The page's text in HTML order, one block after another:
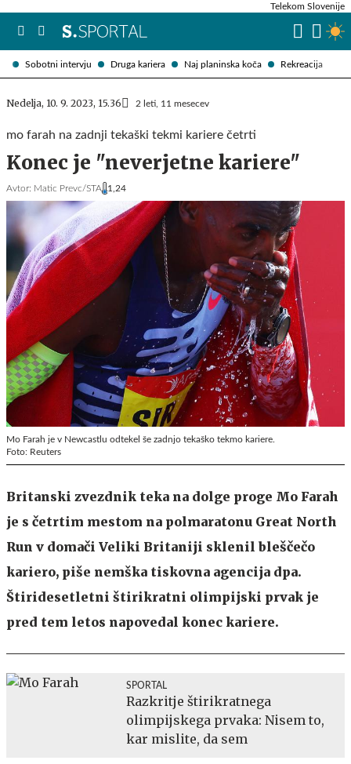
Sobotni intervju Druga kariera Naj planinska koča Rekreacija
Telekom Slovenije
Nedelja, 10. 9. 2023, 15.36 2 leti, 11 mesecev
mo farah na zadnji tekaški tekmi kariere četrti
Konec je "neverjetne kariere"
Avtor: Matic Prevc/STA 1,24
Mo Farah je v Newcastlu odtekel še zadnjo tekaško tekmo kariere.
Foto: Reuters
Britanski zvezdnik teka na dolge proge Mo Farah
je s četrtim mestom na polmaratonu Great North
Run v domači Veliki Britaniji sklenil bleščečo
kariero, piše nemška tiskovna agencija dpa.
Štiridesetletni štirikratni olimpijski prvak je
pred tem letos napovedal konec kariere.
SPORTAL
Razkritje štirikratnega
olimpijskega prvaka: Nisem to,
kar mislite, da sem